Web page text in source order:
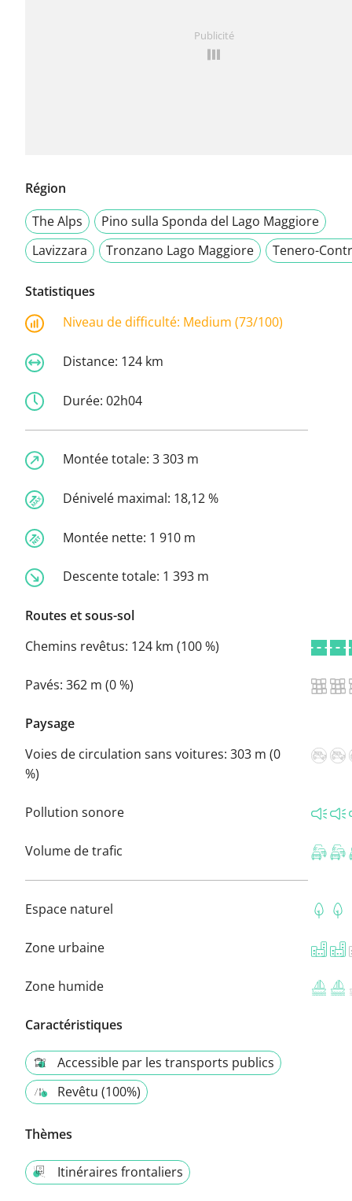
Publicité
Région
The Alps
Pino sulla Sponda del Lago Maggiore
Lavizzara
Tronzano Lago Maggiore Tenero-
Statistiques
Niveau de difficulté: Medium (73/100)
Distance: 124 km
Durée: 02h04
Montée totale: 3 303 m
Dénivelé maximal: 18,12 %
Montée nette: 1 910 m
Descente totale: 1 393 m
Routes et sous-sol
Chemins revêtus: 124 km (100 %)
Pavés: 362 m (0 %)
Paysage
Voies de circulation sans voitures: 303 m (0
%)
Pollution sonore
Volume de trafic
Espace naturel
Zone urbaine
Zone humide
Caractéristiques
Accessible par les transports publics
Revêtu (100%)
Thèmes
Itinéraires frontaliers